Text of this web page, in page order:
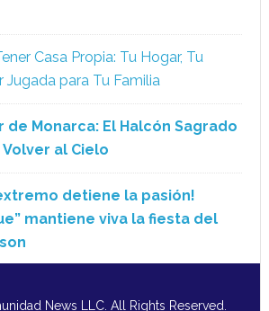
Casa Propia: Tu Hogar, Tu
Jugada para Tu Familia
de Monarca: El Halcón Sagrado
al Cielo
detiene la pasión!
mantiene viva la fiesta del
News LLC. All Rights Reserved.